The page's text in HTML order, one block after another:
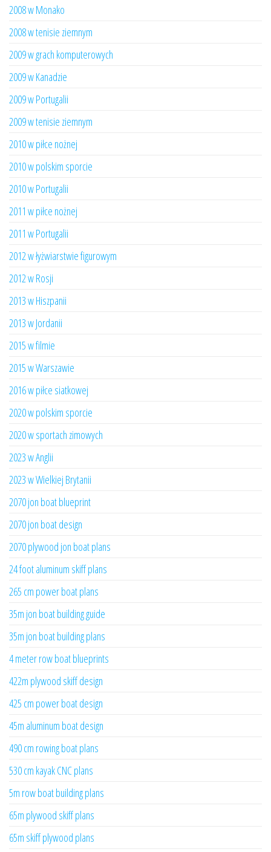
2008 w Monako
2008 w tenisie ziemnym
2009 w grach komputerowych
2009 w Kanadzie
2009 w Portugalii
2009 w tenisie ziemnym
2010 w piłce nożnej
2010 w polskim sporcie
2010 w Portugalii
2011 w piłce nożnej
2011 w Portugalii
2012 w łyżwiarstwie figurowym
2012 w Rosji
2013 w Hiszpanii
2013 w Jordanii
2015 w filmie
2015 w Warszawie
2016 w piłce siatkowej
2020 w polskim sporcie
2020 w sportach zimowych
2023 w Anglii
2023 w Wielkiej Brytanii
2070 jon boat blueprint
2070 jon boat design
2070 plywood jon boat plans
24 foot aluminum skiff plans
265 cm power boat plans
35m jon boat building guide
35m jon boat building plans
4 meter row boat blueprints
422m plywood skiff design
425 cm power boat design
45m aluminum boat design
490 cm rowing boat plans
530 cm kayak CNC plans
5m row boat building plans
65m plywood skiff plans
65m skiff plywood plans